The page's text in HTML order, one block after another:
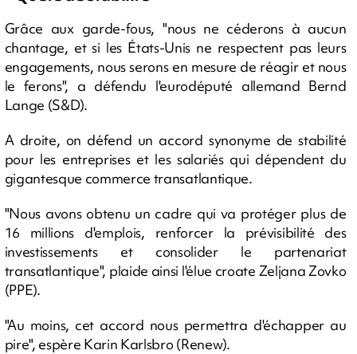
Grâce aux garde-fous, "nous ne céderons à aucun
chantage, et si les États-Unis ne respectent pas leurs
engagements, nous serons en mesure de réagir et nous
le ferons", a défendu l'eurodéputé allemand Bernd
Lange (S&D).
A droite, on défend un accord synonyme de stabilité
pour les entreprises et les salariés qui dépendent du
gigantesque commerce transatlantique.
"Nous avons obtenu un cadre qui va protéger plus de
16 millions d'emplois, renforcer la prévisibilité des
investissements et consolider le partenariat
transatlantique", plaide ainsi l'élue croate Zeljana Zovko
(PPE).
"Au moins, cet accord nous permettra d'échapper au
pire", espère Karin Karlsbro (Renew).